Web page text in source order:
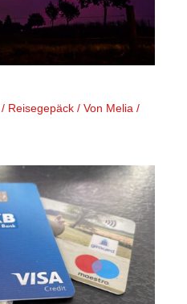
/ Reisegepäck / Von Melia /